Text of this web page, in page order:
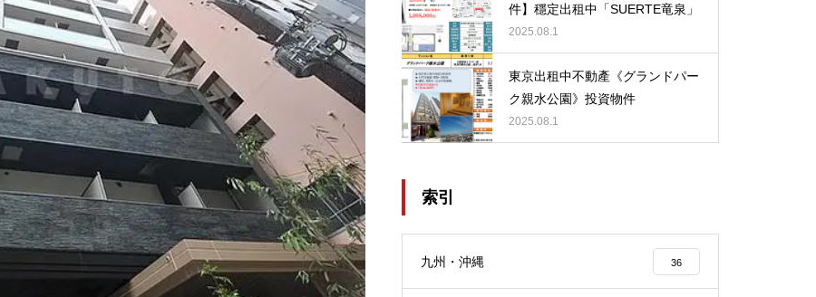
【台東區】レピユア南千住レジ
デンスⅡ
【埼玉縣】バージュアル浦和ウ
エスト101号室
【中野區】ラ・シード中野新井
薬師
合南長崎502号室
件】穩定出租中「SUERTE竜泉」
2025.08.1
東京出租中不動產《グランドパー
ク親水公園》投資物件
2025.08.1
索引
九州・沖縄 36